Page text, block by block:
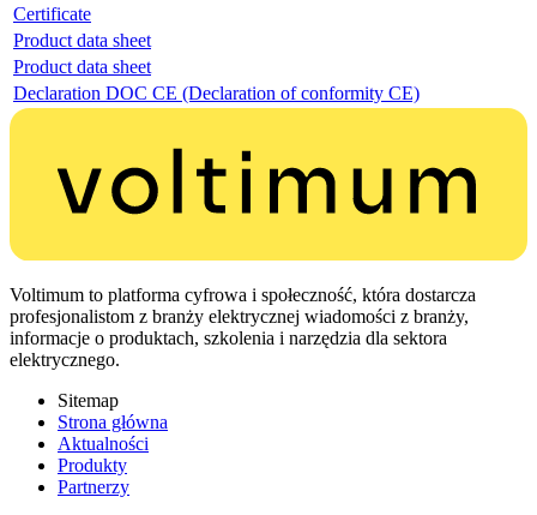
Certificate
Product data sheet
Product data sheet
Declaration DOC CE (Declaration of conformity CE)
Voltimum to platforma cyfrowa i społeczność, która dostarcza
profesjonalistom z branży elektrycznej wiadomości z branży,
informacje o produktach, szkolenia i narzędzia dla sektora
elektrycznego.
Sitemap
Strona główna
Aktualności
Produkty
Partnerzy